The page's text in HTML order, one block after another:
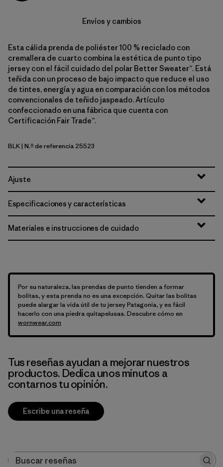
Envíos y cambios
Esta cálida prenda de poliéster 100 % reciclado con
cremallera de cuarto combina la estética de punto tipo
jersey con el fácil cuidado del polar Better Sweater™. Está
teñida con un proceso de bajo impacto que reduce el uso
de tintes, energía y agua en comparación con los métodos
convencionales de teñido jaspeado. Artículo
confeccionado en una fábrica que cuenta con
Certificación Fair Trade™.
Black
BLK| N.º de referencia 25523
Ajuste
Especificaciones y características
Materiales e instrucciones de cuidado
Por su naturaleza, las prendas de punto tienden a formar
bolitas, y esta prenda no es una excepción. Quitar las bolitas
puede alargar la vida útil de tu jersey Patagonia, y es fácil
hacerlo con una piedra quitapelusas. Descubre cómo en
wornwear.com
Tus reseñas ayudan a mejorar nuestros
productos. Dedica unos minutos a
contarnos tu opinión.
Escribe una reseña